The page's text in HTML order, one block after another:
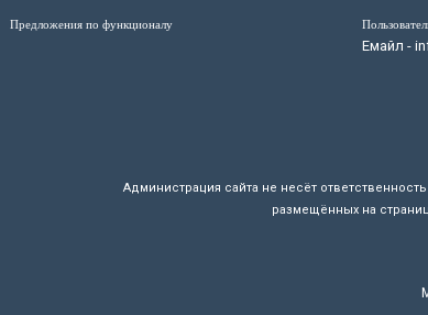
Предложения по функционалу
Емайл -
Администрация сайта не несёт
размещённых на